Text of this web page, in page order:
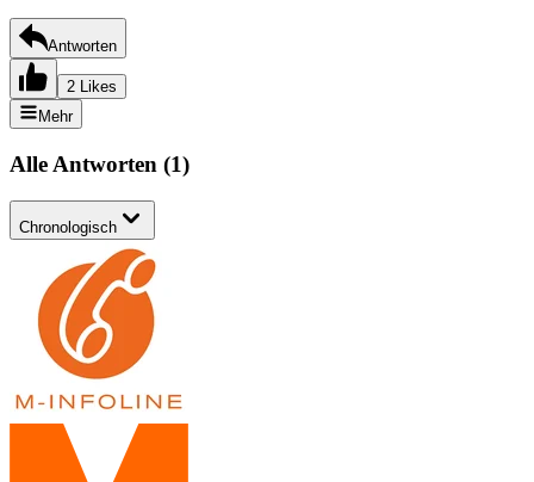
Antworten
2 Likes
Mehr
Alle Antworten (1)
Chronologisch